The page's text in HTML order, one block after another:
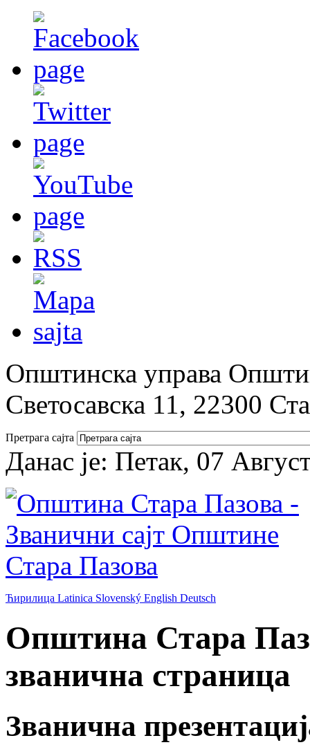
Општинска управа
Светосавска 11, 22300
Претрага сајта
Данас је: Петак, 07
Ћирилица Latinica Slovenský English Deutsch
Општина Стара
званична страница
Званична